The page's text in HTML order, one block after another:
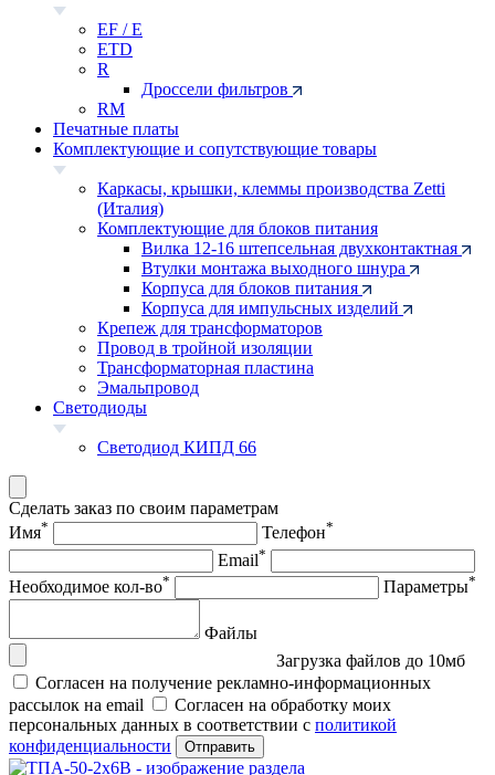
EF / E
ETD
R
Дроссели фильтров
RM
Печатные платы
Комплектующие и сопутствующие товары
Каркасы, крышки, клеммы производства Zetti
(Италия)
Комплектующие для блоков питания
Вилка 12-16 штепсельная двухконтактная
Втулки монтажа выходного шнура
Корпуса для блоков питания
Корпуса для импульсных изделий
Крепеж для трансформаторов
Провод в тройной изоляции
Трансформаторная пластина
Эмальпровод
Светодиоды
Светодиод КИПД 66
Сделать заказ по своим параметрам
Имя* Телефон*
Email*
Необходимое кол-во* Параметры*
Файлы
Загрузка файлов до 10мб
Согласен на получение рекламно-информационных
рассылок на email
Согласен на обработку моих
персональных данных в соответствии с политикой
конфиденциальности
Отправить